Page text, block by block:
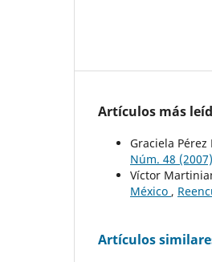
Artículos más
Graciela Pérez
Núm. 48
Víctor
México ,
Artículos